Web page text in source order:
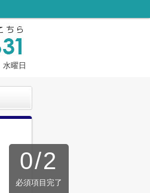
曜日
0/2
必須項目完了